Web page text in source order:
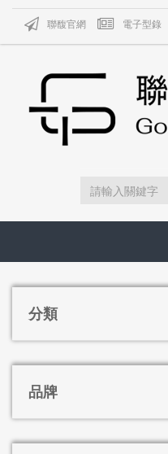
聯馥官網 電子型錄
分類
品牌